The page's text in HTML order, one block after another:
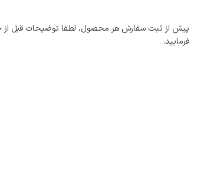
پیش از ثبت سفارش هر محصول، لطفا توضیحات قبل از
فرمایید.